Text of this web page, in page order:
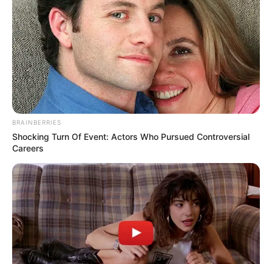
BRAINBERRIES
Shocking Turn Of Event: Actors Who Pursued Controversial
Careers